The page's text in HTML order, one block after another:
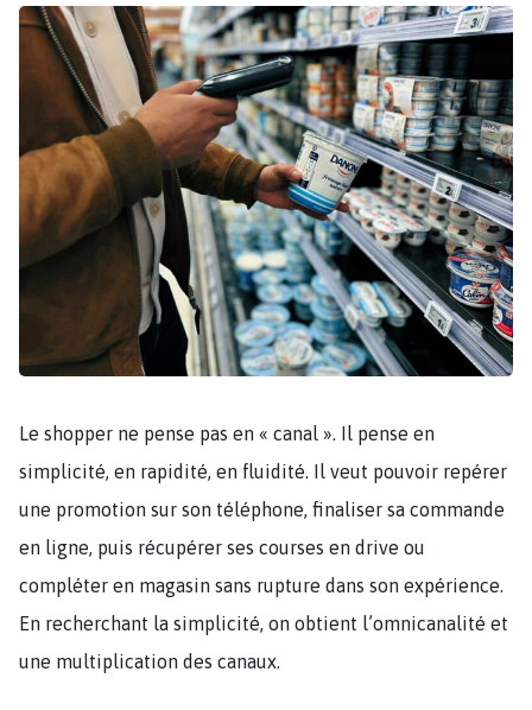
Le shopper ne pense pas en « canal ». Il pense en
simplicité, en rapidité, en fluidité. Il veut pouvoir repérer
une promotion sur son téléphone, finaliser sa commande
en ligne, puis récupérer ses courses en drive ou
compléter en magasin sans rupture dans son expérience.
En recherchant la simplicité, on obtient l’omnicanalité et
une multiplication des canaux.